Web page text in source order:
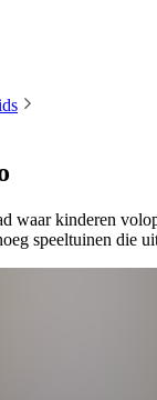
waar kinderen
speeltuinen die